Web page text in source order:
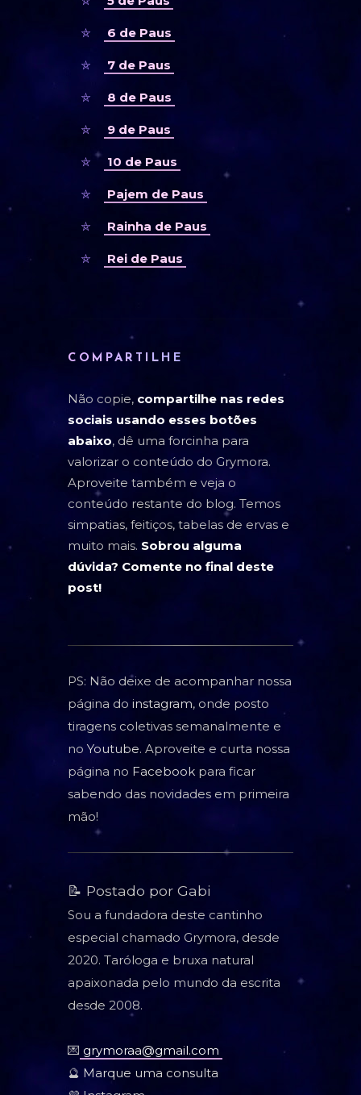
6 de Paus
7 de Paus
8 de Paus
9 de Paus
10 de Paus
Pajem de Paus
Rainha de Paus
Rei de Paus
COMPARTILHE
Não copie, compartilhe nas redes
sociais usando esses botões
abaixo, dê uma forcinha para
valorizar o conteúdo do Grymora.
Aproveite também e veja o
conteúdo restante do blog. Temos
simpatias, feitiços, tabelas de ervas e
muito mais. Sobrou alguma
dúvida? Comente no final deste
post!
PS: Não deixe de acompanhar nossa
página do instagram, onde posto
tiragens coletivas semanalmente e
no Youtube. Aproveite e curta nossa
página no Facebook para ficar
sabendo das novidades em primeira
mão!
📝 Postado por Gabi
Sou a fundadora deste cantinho
especial chamado Grymora, desde
2020. Taróloga e bruxa natural
apaixonada pelo mundo da escrita
desde 2008.
💌 grymoraa@gmail.com
🔮 Marque uma consulta